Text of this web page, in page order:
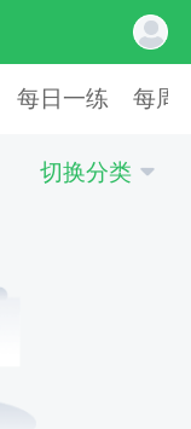
每日一练 每周
切换分类